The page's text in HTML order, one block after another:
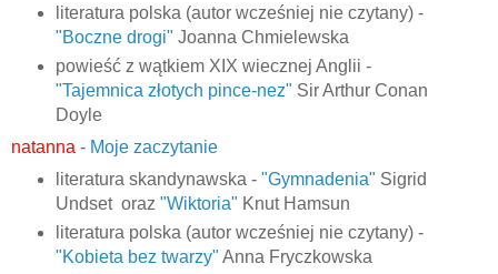
literatura polska (autor wcześniej nie czytany) -
"Boczne drogi" Joanna Chmielewska
powieść z wątkiem XIX wiecznej Anglii -
"Tajemnica złotych pince-nez" Sir Arthur Conan
Doyle
natanna - Moje zaczytanie
literatura skandynawska - "Gymnadenia" Sigrid
Undset oraz "Wiktoria" Knut Hamsun
literatura polska (autor wcześniej nie czytany) -
"Kobieta bez twarzy" Anna Fryczkowska